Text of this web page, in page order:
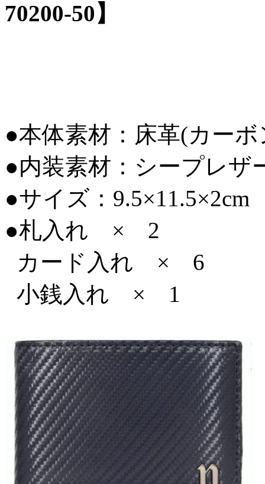
70200-50】
●本体素材：床革(カー
●内装素材：シープレザ
●サイズ：9.5×11.5×2cm
●札入れ × 2
カード入れ × 6
小銭入れ × 1